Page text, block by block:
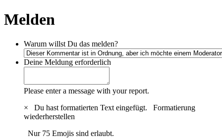
Melden
Warum willst Du das melden?
Deine Meldung erforderlich
Please enter a message with your report.
×
Du hast formatierten Text eingefügt. Formatierung
wiederherstellen
Nur 75 Emojis sind erlaubt.